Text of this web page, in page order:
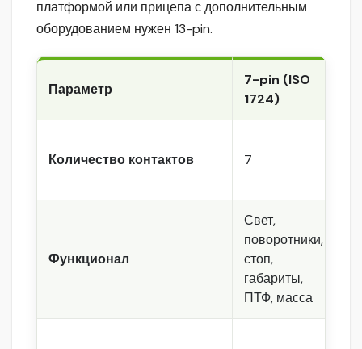
платформой или прицепа с дополнительным
оборудованием нужен 13-pin.
Параметр
7-pin (ISO
1724)
Количество контактов 7
Функционал
Свет,
поворотники,
стоп,
габариты,
ПТФ, масса